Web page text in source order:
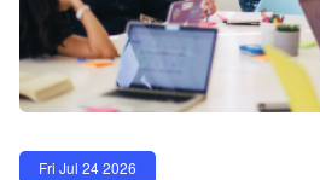
Fri Jul 24 2026